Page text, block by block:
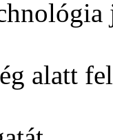
alatt